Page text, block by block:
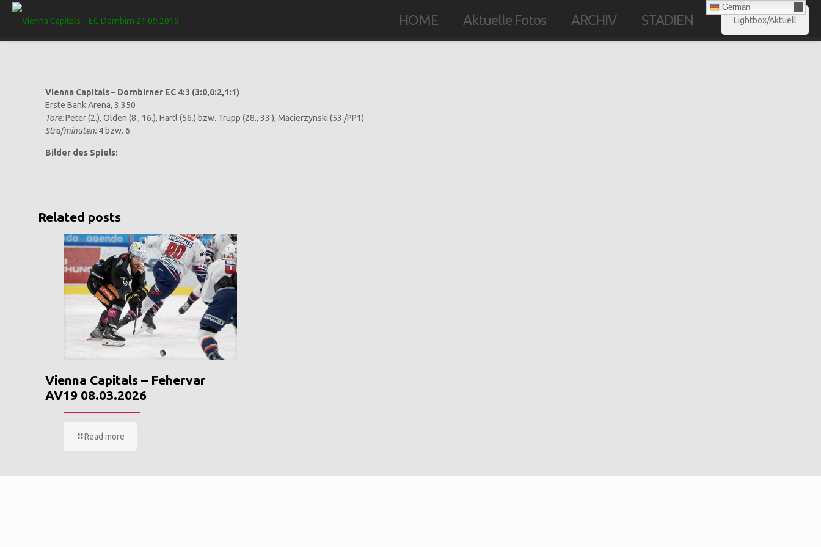
HOME Aktuelle Fotos ARCHIV STADIEN
German
Lightbox/Aktuell
Vienna Capitals – Dornbirner EC 4:3 (3:0,0:2,1:1)
Erste Bank Arena, 3.350
Tore:Peter (2.), Olden (8., 16.), Hartl (56.) bzw. Trupp (28., 33.), Macierzynski (53./PP1)
Strafminuten:4 bzw. 6
Bilder des Spiels:
Related posts
Vienna Capitals – Fehervar
AV19 08.03.2026
Read more